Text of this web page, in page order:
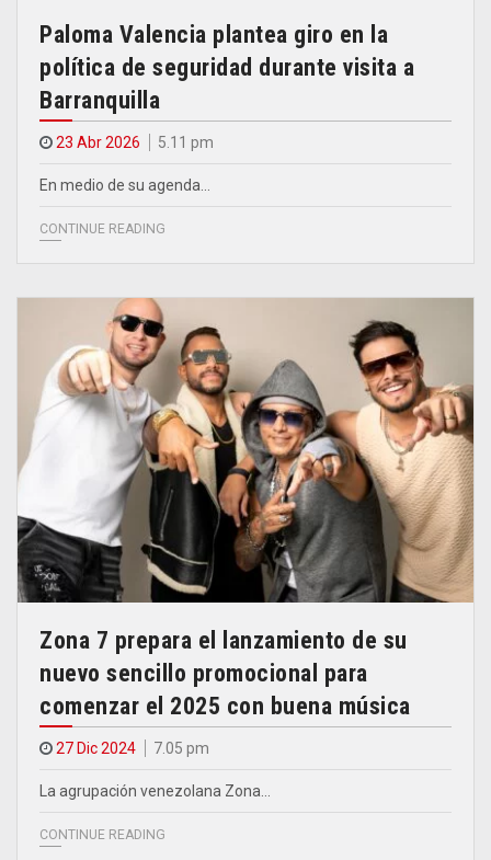
Paloma Valencia plantea giro en la
política de seguridad durante visita a
Barranquilla
23 Abr 2026 5.11 pm
En medio de su agenda…
CONTINUE READING
Zona 7 prepara el lanzamiento de su
nuevo sencillo promocional para
comenzar el 2025 con buena música
27 Dic 2024 7.05 pm
La agrupación venezolana Zona…
CONTINUE READING